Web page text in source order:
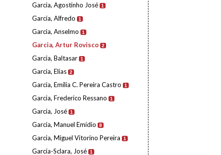
Garcia, Agostinho José 1
Garcia, Alfredo 1
Garcia, Anselmo 1
Garcia, Artur Rovisco 2
Garcia, Baltasar 1
Garcia, Elias 2
Garcia, Emília C. Pereira Castro 1
Garcia, Frederico Ressano 1
Garcia, José 1
Garcia, Manuel Emídio 8
Garcia, Miguel Vitorino Pereira 1
Garcia-Sclara, José 1